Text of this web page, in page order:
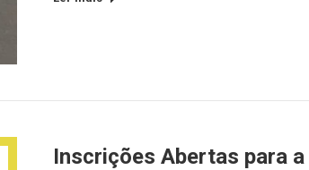
Inscrições Abertas para